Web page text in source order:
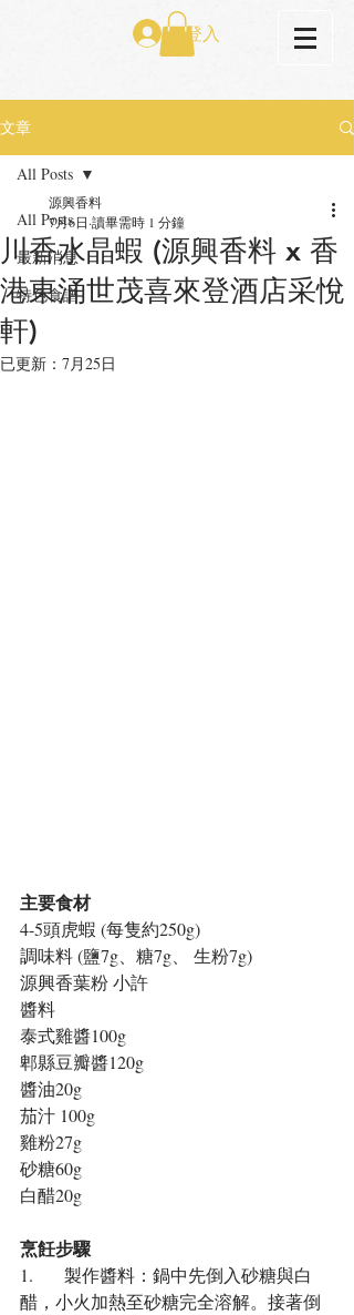
登入
文章
All Posts
最新消息
特色食譜
All Posts
川香水晶蝦 (源興香料 x 香
港東涌世茂喜來登酒店采悅
軒)
源興香料
7月6日 讀畢需時 1 分鐘
已更新： 7月25日
主要食材
4-5頭虎蝦 (每隻約250g)
調味料 (鹽7g、糖7g、 生粉7g)
源興香葉粉 小許
醬料
泰式雞醬100g
郫縣豆瓣醬120g
醬油20g
茄汁 100g
雞粉27g
砂糖60g
白醋20g
烹飪步驟
1.	製作醬料：鍋中先倒入砂糖與白
醋，小火加熱至砂糖完全溶解。接著倒